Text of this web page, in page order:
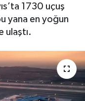
1730 uçuş
yana en yoğun
ulaştı.